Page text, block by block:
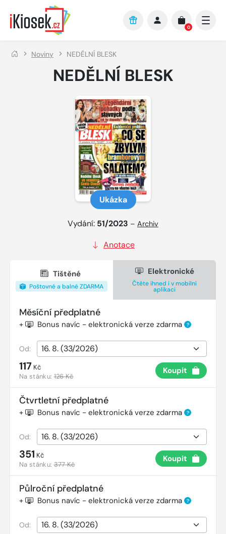
Přejít na hlavní obsah
0
Noviny NEDĚLNÍ BLESK
NEDĚLNÍ BLESK
Ukázka
Vydání: 51/2023 – Archiv
Anotace
Tištěné
Poštovné a balné ZDARMA
Elektronické
Čtěte ihned i v mobilní
aplikaci
Měsíční předplatné
+ Bonus navíc - elektronická verze zdarma ?
Od:
117 Kč
Na stánku:126 Kč
Koupit
Čtvrtletní předplatné
+ Bonus navíc - elektronická verze zdarma ?
Od:
351 Kč
Na stánku:377 Kč
Koupit
Půlroční předplatné
+ Bonus navíc - elektronická verze zdarma ?
Od: